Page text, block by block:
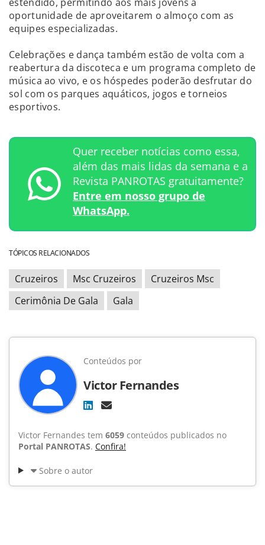
oportunidade de aproveitarem o almoço com as
equipes especializadas.
Celebrações e dança também estão de volta com a
reabertura da discoteca e um programa completo de
música ao vivo, e os hóspedes poderão desfrutar do
sol com os parques aquáticos, jogos e torneios
esportivos.
Quer receber notícias como essa,
além das mais lidas da semana e a
Revista PANROTAS gratuitamente?
Entre em nosso grupo de
WhatsApp.
TÓPICOS RELACIONADOS
Cruzeiros Msc Cruzeiros
Cruzeiros Msc
Cerimônia De Gala
Gala
Conteúdos por
Victor Fernandes
Victor Fernandes tem 6059 conteúdos publicados no
Portal PANROTAS. Confira!
Sobre o autor